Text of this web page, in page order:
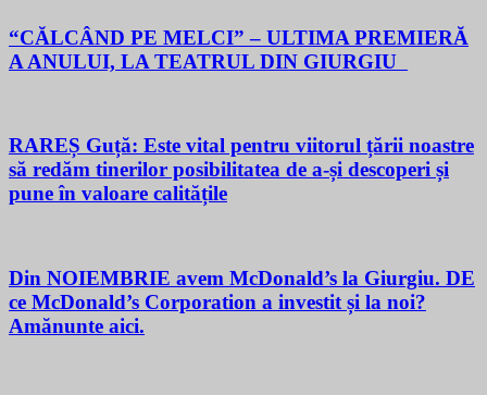
“CĂLCÂND PE MELCI” – ULTIMA PREMIERĂ
A ANULUI, LA TEATRUL DIN GIURGIU
RAREȘ Guță: Este vital pentru viitorul țării noastre
să redăm tinerilor posibilitatea de a-și descoperi și
pune în valoare calitățile
Din NOIEMBRIE avem McDonald’s la Giurgiu. DE
ce McDonald’s Corporation a investit și la noi?
Amănunte aici.